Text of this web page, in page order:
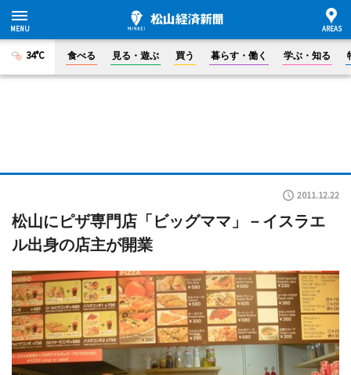
34°C 食べる 見る・遊ぶ 買う 暮らす・働く 学ぶ・知る
2011.12.22
松山にピザ専門店「ビッグママ」－イスラエ
ル出身の店主が開業